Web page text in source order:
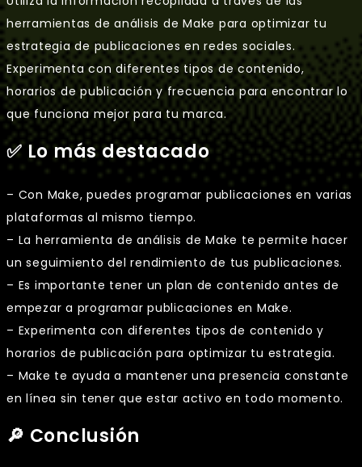
herramientas de análisis de Make para optimizar tu
estrategia de publicaciones en redes sociales.
Experimenta con diferentes tipos de contenido,
horarios de publicación y frecuencia para encontrar lo
que funciona mejor para tu marca.
✅ Lo más destacado
– Con Make, puedes programar publicaciones en varias
plataformas al mismo tiempo.
– La herramienta de análisis de Make te permite hacer
un seguimiento del rendimiento de tus publicaciones.
– Es importante tener un plan de contenido antes de
empezar a programar publicaciones en Make.
– Experimenta con diferentes tipos de contenido y
horarios de publicación para optimizar tu estrategia.
– Make te ayuda a mantener una presencia constante
en línea sin tener que estar activo en todo momento.
🔎 Conclusión